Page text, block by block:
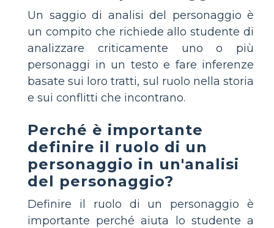
Un saggio di analisi del personaggio è
un compito che richiede allo studente di
analizzare criticamente uno o più
personaggi in un testo e fare inferenze
basate sui loro tratti, sul ruolo nella storia
e sui conflitti che incontrano.
Perché è importante
definire il ruolo di un
personaggio in un'analisi
del personaggio?
Definire il ruolo di un personaggio è
importante perché aiuta lo studente a